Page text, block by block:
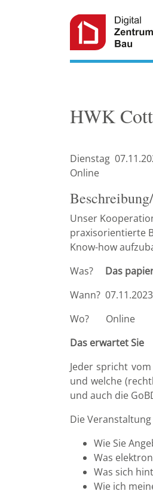
HWK
Dienstag 07.11.
Online
Unser
praxisorientierte
Know-how
Was? Das
Wann?
Wo? Online
Das erwartet Sie
Jeder spricht
und welche
und auch die
Die
Wie Sie
Was
Was sich
Wie ich